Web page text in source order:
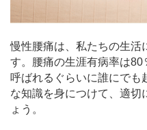
慢性腰痛は、私たちの生活
す。腰痛の生涯有病率は
呼ばれるぐらいに誰にで
な知識を身につけて、適切
ょう。